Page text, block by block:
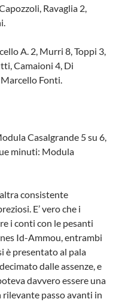
Ravaglia 2,
A. 2, Murri 8, Toppi 3,
Camaioni 4, Di
Fonti.
Casalgrande 5 su 6,
minuti: Modula
consistente
E’ vero che i
i conti con le pesanti
Id-Ammou, entrambi
è presentato al pala
dalle assenze, e
davvero essere una
passo avanti in